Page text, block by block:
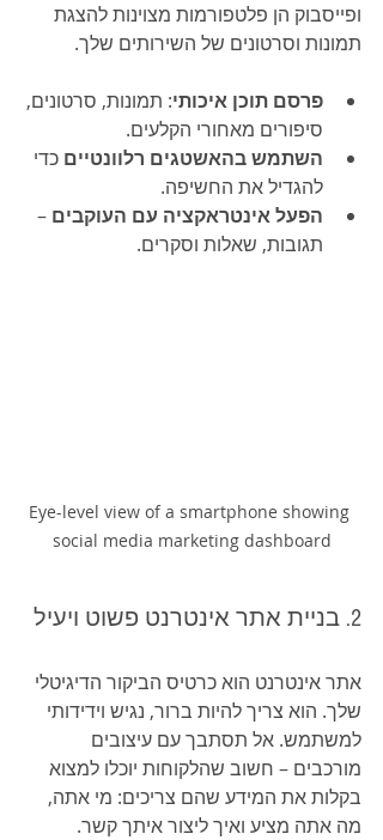
ופייסבוק הן פלטפורמות מצוינות להצגת
תמונות וסרטונים של השירותים שלך.
פרסם תוכן איכותי: תמונות, סרטונים,
סיפורים מאחורי הקלעים.
השתמש בהאשטגים רלוונטיים כדי
להגדיל את החשיפה.
הפעל אינטראקציה עם העוקבים –
תגובות, שאלות וסקרים.
Eye-level view of a smartphone showing
social media marketing dashboard
2. בניית אתר אינטרנט פשוט ויעיל
אתר אינטרנט הוא כרטיס הביקור הדיגיטלי
שלך. הוא צריך להיות ברור, נגיש וידידותי
למשתמש. אל תסתבך עם עיצובים
מורכבים – חשוב שהלקוחות יוכלו למצוא
בקלות את המידע שהם צריכים: מי אתה,
מה אתה מציע ואיך ליצור איתך קשר.